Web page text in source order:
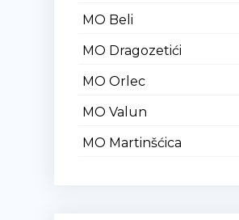
MO Beli
MO Dragozetići
MO Orlec
MO Valun
MO Martinšćica